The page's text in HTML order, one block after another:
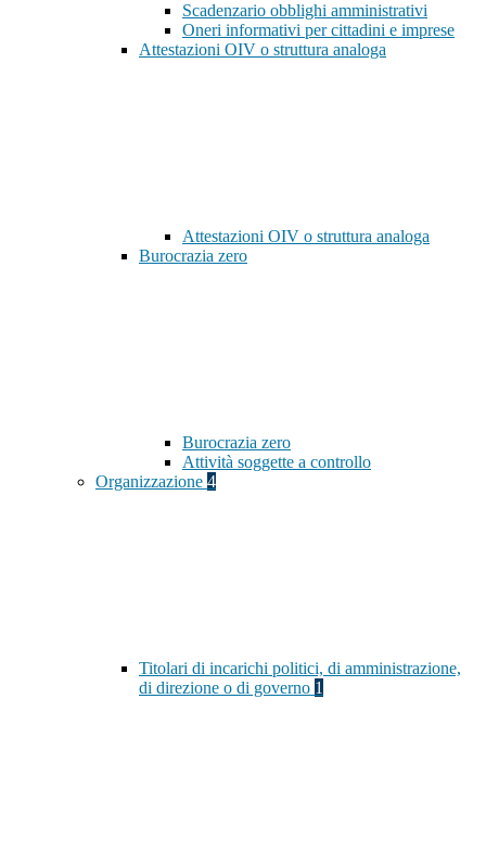
Scadenzario obblighi amministrativi
Oneri informativi per cittadini e imprese
Attestazioni OIV o struttura analoga
Attestazioni OIV o struttura analoga
Burocrazia zero
Burocrazia zero
Attività soggette a controllo
Organizzazione 4
Titolari di incarichi politici, di amministrazione,
di direzione o di governo 1